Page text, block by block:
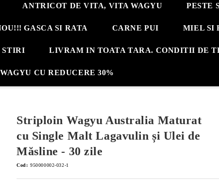
ANTRICOT DE VITA, VITA WAGYU PESTE
GASCA SI RATA CARNE PUI MIEL SI
STIRI LIVRAM IN TOATA TARA. CONDITII DE
CU REDUCERE 30%
Striploin Wagyu Australia Maturat
cu Single Malt Lagavulin și Ulei de
Măsline - 30 zile
Cod: 950000002-032-1